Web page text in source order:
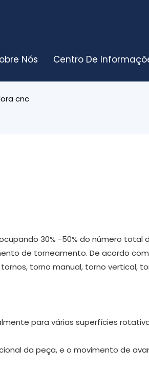
Nós Centro De
cnc
30% -50% do número total
de torneamento. De acordo
torno manual, torno vertical,
para várias superfícies
da peça, e o movimento de